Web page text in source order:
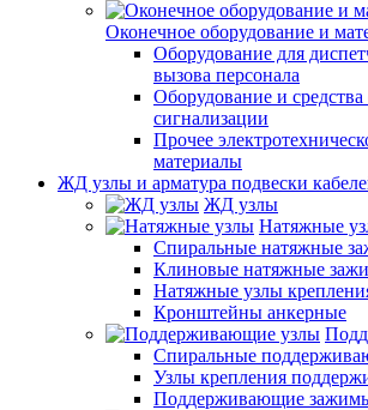
Оконечное оборудование и
Оборудование для
вызова персонала
Оборудование и
сигнализации
Прочее
материалы
ЖД узлы и арматура подвески
ЖД узлы
Натяжные
Спиральные натяжные
Клиновые натяжные
Натяжные узлы
Кронштейны анкерные
Спиральные
Узлы крепления
Поддерживающие